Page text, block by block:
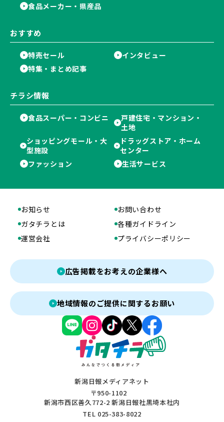
食品メーカー・県産品
おすすめ
特売セール
インタビュー
特集・まとめ記事
チラシ情報
食品スーパー・コンビニ
戸建住宅・マンション・
土地
ショッピングモール・大
型施設
ドラッグストア・ホーム
センター
ファッション
生活サービス
新潟日報メディアネット
〒950-1102
新潟市西区善久772-2 新潟日報社黒埼本社内
TEL 025-383-8022
お知らせ
お問い合わせ
ガタチラとは
各種ガイドライン
運営会社
プライバシーポリシー
広告掲載をお考えの企業様へ
地域情報のご提供に関するお願い